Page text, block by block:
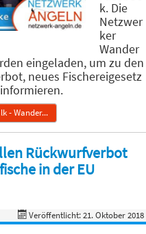
k. Die
Netzwer
ker
Wander
eingeladen, um zu den
neues Fischereigesetz
- Wander...
Rückwurfverbot
in der EU
Veröffentlicht: 21. Oktober 2018